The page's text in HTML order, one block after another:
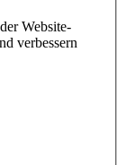
Website-
verbessern